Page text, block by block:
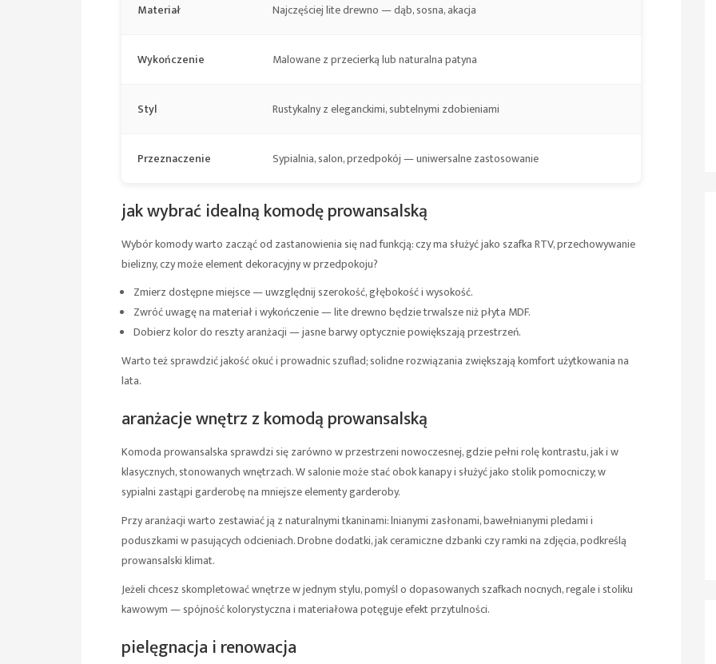
Materiał
Najczęściej lite drewno — dąb, sosna, akacja
Wykończenie Malowane z przecierką lub naturalna patyna
Styl Rustykalny z eleganckimi, subtelnymi zdobieniami
Przeznaczenie Sypialnia, salon, przedpokój — uniwersalne zastosowanie
jak wybrać idealną komodę prowansalską
Wybór komody warto zacząć od zastanowienia się nad funkcją: czy ma służyć jako szafka RTV, przechowywanie
bielizny, czy może element dekoracyjny w przedpokoju?
Zmierz dostępne miejsce — uwzględnij szerokość, głębokość i wysokość.
Zwróć uwagę na materiał i wykończenie — lite drewno będzie trwalsze niż płyta MDF.
Dobierz kolor do reszty aranżacji — jasne barwy optycznie powiększają przestrzeń.
Warto też sprawdzić jakość okuć i prowadnic szuflad; solidne rozwiązania zwiększają komfort użytkowania na
lata.
aranżacje wnętrz z komodą prowansalską
Komoda prowansalska sprawdzi się zarówno w przestrzeni nowoczesnej, gdzie pełni rolę kontrastu, jak i w
klasycznych, stonowanych wnętrzach. W salonie może stać obok kanapy i służyć jako stolik pomocniczy; w
sypialni zastąpi garderobę na mniejsze elementy garderoby.
Przy aranżacji warto zestawiać ją z naturalnymi tkaninami: lnianymi zasłonami, bawełnianymi pledami i
poduszkami w pasujących odcieniach. Drobne dodatki, jak ceramiczne dzbanki czy ramki na zdjęcia, podkreślą
prowansalski klimat.
Jeżeli chcesz skompletować wnętrze w jednym stylu, pomyśl o dopasowanych szafkach nocnych, regale i stoliku
kawowym — spójność kolorystyczna i materiałowa potęguje efekt przytulności.
pielęgnacja i renowacja